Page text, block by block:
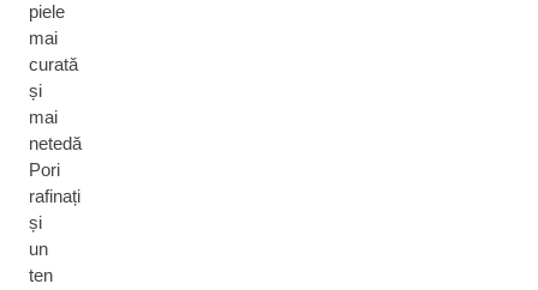
piele
mai
curată
și
mai
netedă
Pori
rafinați
și
un
ten